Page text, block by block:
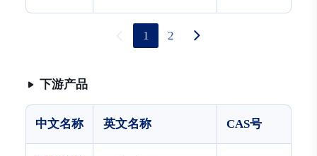
1 2
下游产品
中文名称 英文名称 CAS号